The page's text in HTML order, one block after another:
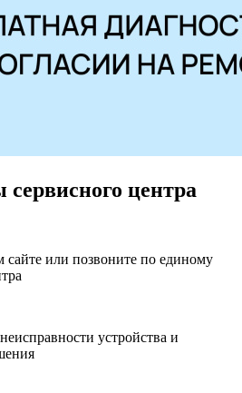
центра
сайте или позвоните по единому
устройства и